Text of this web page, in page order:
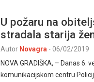
U požaru na
stradala starija
Autor Novagra - 06/02/2019
NOVA GRADIŠKA, – Danas 6.
komunikacijskom centru